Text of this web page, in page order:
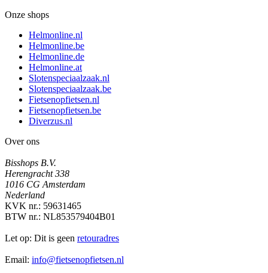
Onze shops
Helmonline.nl
Helmonline.be
Helmonline.de
Helmonline.at
Slotenspeciaalzaak.nl
Slotenspeciaalzaak.be
Fietsenopfietsen.nl
Fietsenopfietsen.be
Diverzus.nl
Over ons
Bisshops B.V.
Herengracht 338
1016 CG Amsterdam
Nederland
KVK nr.: 59631465
BTW nr.: NL853579404B01
Let op: Dit is geen retouradres
Email: info@fietsenopfietsen.nl